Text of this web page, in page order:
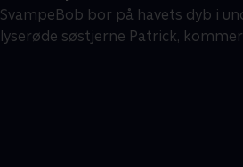
SvampeBob bor på havets dyb i
lyserøde søstjerne Patrick,